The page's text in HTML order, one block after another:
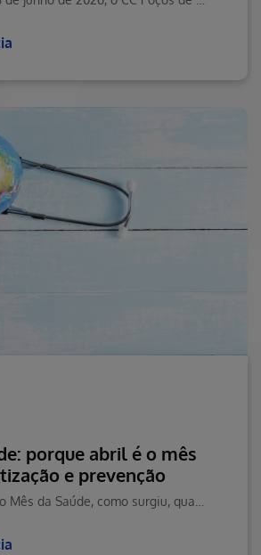
porque abril é o mês
e prevenção